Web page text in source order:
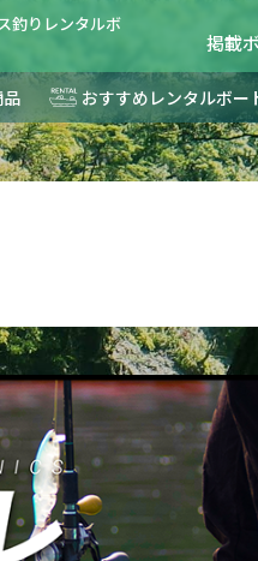
釣りレンタルボ
掲載
おすすめレンタルボー